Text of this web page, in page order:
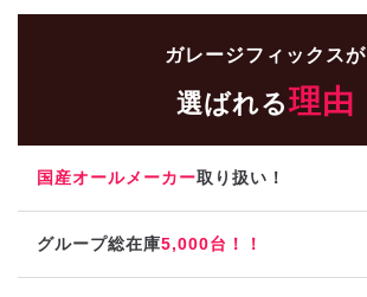
ガレージフィックスが
選ばれる理由
国産オールメーカー取り扱い！
グループ総在庫5,000台！！